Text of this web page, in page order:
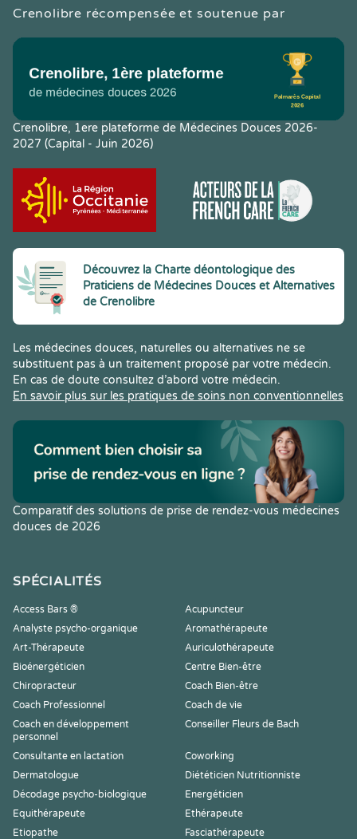
Crenolibre récompensée et soutenue par
Crenolibre, 1ere plateforme de Médecines Douces 2026-
2027 (Capital - Juin 2026)
Découvrez la Charte déontologique des
Praticiens de Médecines Douces et Alternatives
de Crenolibre
Les médecines douces, naturelles ou alternatives ne se
substituent pas à un traitement proposé par votre médecin.
En cas de doute consultez d’abord votre médecin.
En savoir plus sur les pratiques de soins non conventionnelles
Comparatif des solutions de prise de rendez-vous médecines
douces de 2026
SPÉCIALITÉS
Access Bars ®
Acupuncteur
Analyste psycho-organique
Aromathérapeute
Art-Thérapeute
Auriculothérapeute
Bioénergéticien
Centre Bien-être
Chiropracteur
Coach Bien-être
Coach Professionnel
Coach de vie
Coach en développement
personnel
Conseiller Fleurs de Bach
Consultante en lactation
Coworking
Dermatologue
Diététicien Nutritionniste
Décodage psycho-biologique
Energéticien
Equithérapeute
Ethérapeute
Etiopathe
Fasciathérapeute